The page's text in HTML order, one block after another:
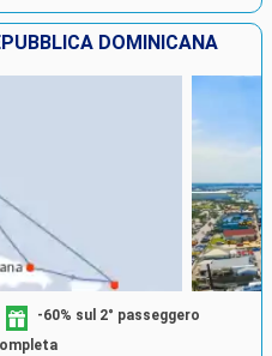
DOMINICANA
-60% sul 2° passeggero